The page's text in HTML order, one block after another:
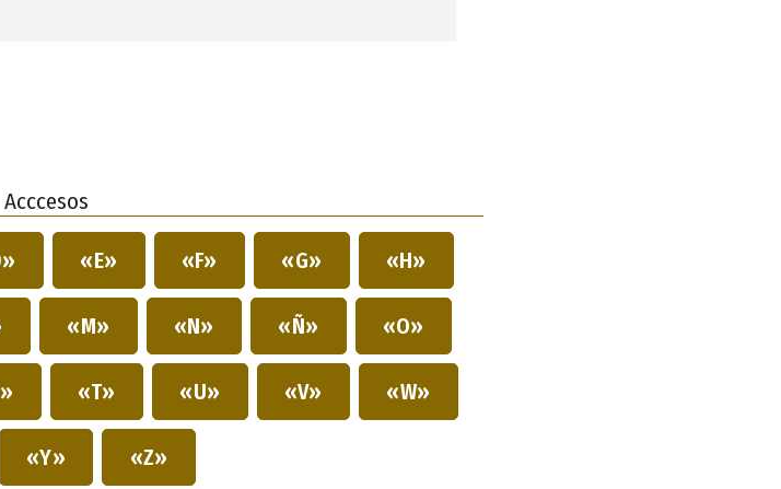
Acccesos
«E» «F» «G» «H»
«M» «N» «Ñ» «O»
«T» «U» «V» «W»
«Y» «Z»